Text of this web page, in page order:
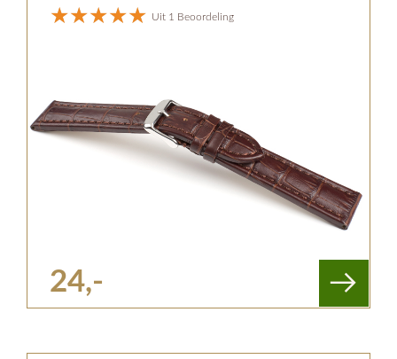
Uit 1 Beoordeling
24,-